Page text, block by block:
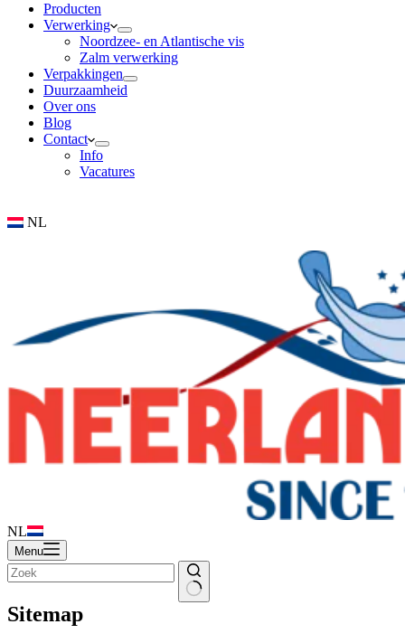
Producten
Verwerking
Noordzee- en Atlantische vis
Zalm verwerking
Verpakkingen
Duurzaamheid
Over ons
Blog
Contact
Info
Vacatures
NL
NL
Menu
Sitemap